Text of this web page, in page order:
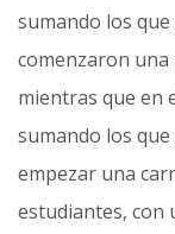
sumando los
comenzaron una
mientras que en
sumando los
empezar una
estudiantes, con